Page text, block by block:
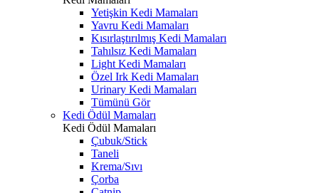
Yetişkin Kedi Mamaları
Yavru Kedi Mamaları
Kısırlaştırılmış Kedi Mamaları
Tahılsız Kedi Mamaları
Light Kedi Mamaları
Özel Irk Kedi Mamaları
Urinary Kedi Mamaları
Tümünü Gör
Kedi Ödül Mamaları
Kedi Ödül Mamaları
Çubuk/Stick
Taneli
Krema/Sıvı
Çorba